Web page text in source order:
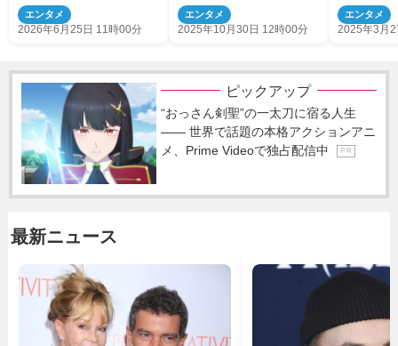
新キャスト発表
エンタメ
2026年6月25日 11時00分
屋の相続』、上川隆也らオ
ールキャスト発表！
エンタメ
2025年10月30日 12時00分
なめの出演
エンタメ
2025年3月
ピックアップ
“おっさん剣聖”の一太刀に宿る人生
―― 世界で話題の本格アクションアニ
メ、Prime Videoで独占配信中
P R
最新ニュース